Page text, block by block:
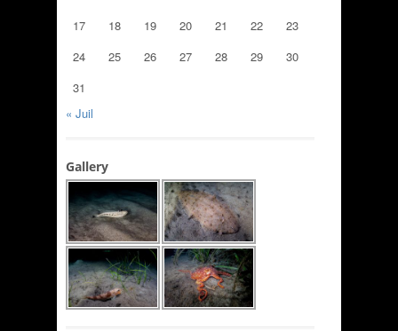
17
18 19 20 21 22
23
24
25 26 27 28 29
30
31
« Juil
Gallery